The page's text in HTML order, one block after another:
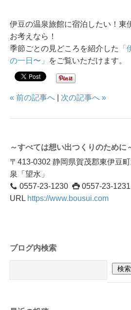
伊豆の温泉旅館に宿泊したい！東
お考えなら！
季節ごとの見どころを紹介した
の一日〜」
をご覧いただけます。
« 前の記事へ 次の記事へ »
～すべては想い出つくりのために
〒413-0302 静岡県賀茂郡東伊豆
泉「望水」
0557-23-1230
0557-23-1231
URL https://www.bousui.com
ブログ内検索